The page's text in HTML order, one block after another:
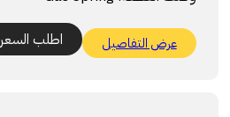
عرض التفاصيل اطلب السعر